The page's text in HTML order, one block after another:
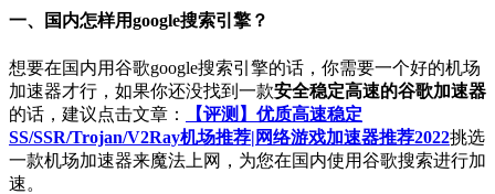
一、国内怎样用google搜索引擎？
想要在国内用谷歌google搜索引擎的话，你需要一个好的机场
加速器才行，如果你还没找到一款安全稳定高速的谷歌加速器
的话，建议点击文章：
【评测】优质高速稳定
SS/SSR/Trojan/V2Ray机场推荐|网络游戏加速器推荐2022挑选
一款机场加速器来魔法上网，为您在国内使用谷歌搜索进行加
速。